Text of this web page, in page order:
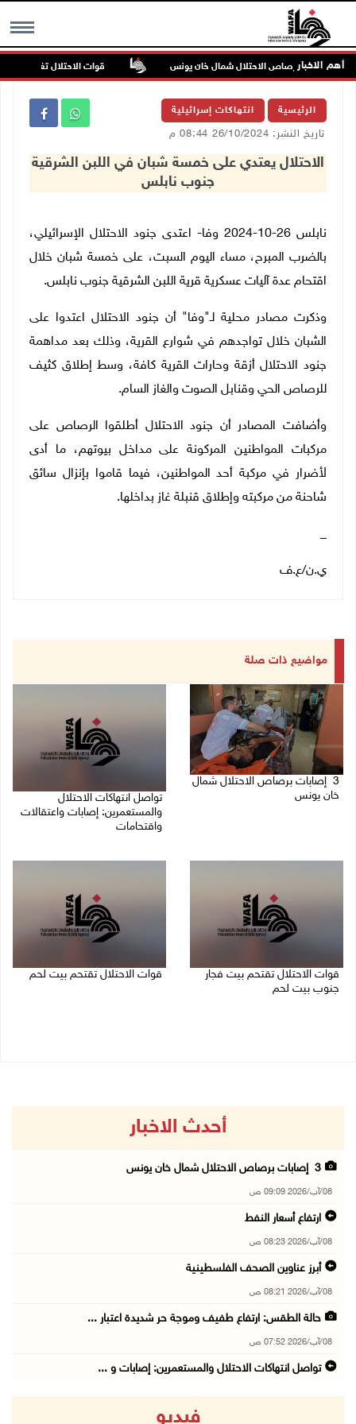
MENU أهم الاخبار قوات الاحتلال تغلق مداخل
الرئيسية انتهاكات إسرائيلية
تاريخ النشر: 26/10/2024 08:44 م
الاحتلال يعتدي على خمسة شبان في اللبن الشرقية
جنوب نابلس
نابلس 26-10-2024 وفا- اعتدى جنود الاحتلال الإسرائيلي،
بالضرب المبرح، مساء اليوم السبت، على خمسة شبان خلال
اقتحام عدة آليات عسكرية قرية اللبن الشرقية جنوب نابلس.
وذكرت مصادر محلية لـ"وفا" أن جنود الاحتلال اعتدوا على
الشبان خلال تواجدهم في شوارع القرية، وذلك بعد مداهمة
جنود الاحتلال أزقة وحارات القرية كافة، وسط إطلاق كثيف
للرصاص الحي وقنابل الصوت والغاز السام.
وأضافت المصادر أن جنود الاحتلال أطلقوا الرصاص على
مركبات المواطنين المركونة على مداخل بيوتهم، ما أدى
لأضرار في مركبة أحد المواطنين، فيما قاموا بإنزال سائق
شاحنة من مركبته وإطلاق قنبلة غاز بداخلها.
ي.ن/ع.ف
مواضيع ذات صلة
3 إصابات برصاص الاحتلال شمال
خان يونس
تواصل انتهاكات الاحتلال
والمستعمرين: إصابات واعتقالات
واقتحامات
قوات الاحتلال تقتحم بيت فجار
جنوب بيت لحم
قوات الاحتلال تقتحم بيت لحم
أحدث الاخبار
3 إصابات برصاص الاحتلال شمال خان يونس
08/آب/2026 09:09 ص
ارتفاع أسعار النفط
08/آب/2026 08:23 ص
أبرز عناوين الصحف الفلسطينية
08/آب/2026 08:21 ص
حالة الطقس: ارتفاع طفيف وموجة حر شديدة اعتبار ...
08/آب/2026 07:52 ص
تواصل انتهاكات الاحتلال والمستعمرين: إصابات و ...
قوات الاحتلال تقتحم بيت فجار جنوب بيت لحم
فيديو